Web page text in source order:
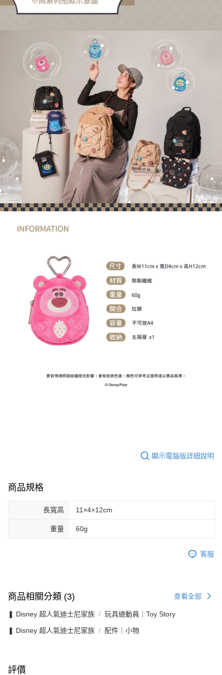
顯示電腦版詳細說明
商品規格
長寬高 11×4×12cm
重量 60g
客服
商品相關分類 (3) 查看全部
❚ Disney 超人氣迪士尼家族 玩具總動員｜Toy Story
❚ Disney 超人氣迪士尼家族 配件｜小物
評價